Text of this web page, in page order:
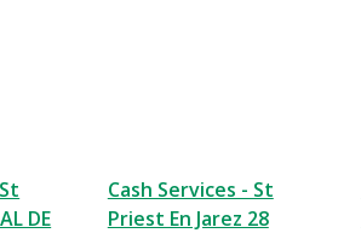
DE
Cash Services - St
Priest En Jarez 28